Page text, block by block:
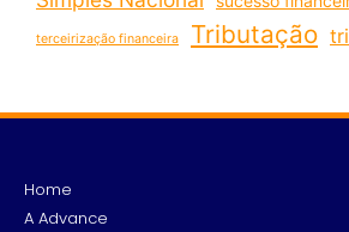
terceirização financeira Tributação
Home
A Advance